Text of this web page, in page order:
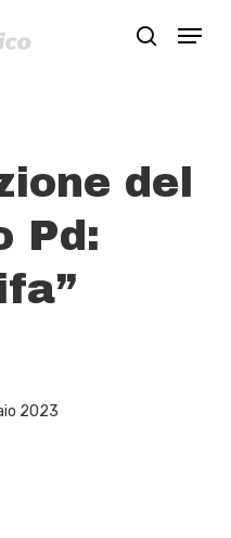
search
Menu
del
Pd:
2023